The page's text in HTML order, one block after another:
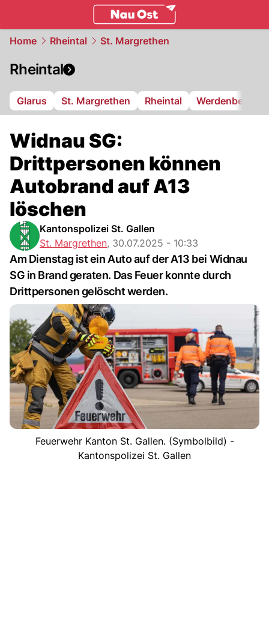
Home Rheintal St. Margrethen
Rheintal
Glarus St. Margrethen Rheintal Werdenberg
Widnau SG:
Drittpersonen können
Autobrand auf A13
löschen
Kantonspolizei St. Gallen
St. Margrethen, 30.07.2025 - 10:33
Am Dienstag ist ein Auto auf der A13 bei Widnau
SG in Brand geraten. Das Feuer konnte durch
Drittpersonen gelöscht werden.
Feuerwehr Kanton St. Gallen. (Symbolbild) -
Kantonspolizei St. Gallen